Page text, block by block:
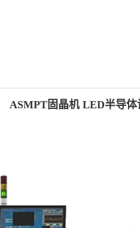
ASMPT固晶机LED半导体